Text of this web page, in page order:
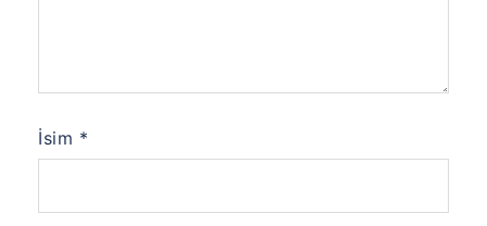
İsim *